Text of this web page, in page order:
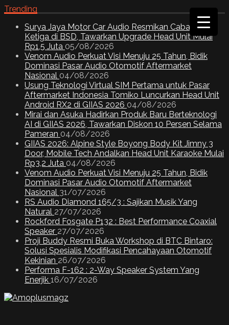
Trending
Surya Jaya Motor Car Audio Resmikan Cabang
Ketiga di BSD, Tawarkan Upgrade Head Unit Mulai
Rp1,5 Juta 05/08/2026
Venom Audio Perkuat Visi Menuju 25 Tahun, Bidik
Dominasi Pasar Audio Otomotif Aftermarket
Nasional 04/08/2026
Usung Teknologi Virtual SIM Pertama untuk Pasar
Aftermarket Indonesia Tomiko Luncurkan Head Unit
Android RX2 di GIIAS 2026 04/08/2026
Mirai dan Asuka Hadirkan Produk Baru Berteknologi
AI di GIIAS 2026, Tawarkan Diskon 10 Persen Selama
Pameran 04/08/2026
GIIAS 2026: Alpine Style Boyong Body Kit Jimny 3
Door, Mobile Tech Andalkan Head Unit Karaoke Mulai
Rp3,2 Juta 04/08/2026
Venom Audio Perkuat Visi Menuju 25 Tahun, Bidik
Dominasi Pasar Audio Otomotif Aftermarket
Nasional 31/07/2026
RS Audio Diamond 165/3 : Sajikan Musik Yang
Natural 27/07/2026
Rockford Fosgate P132 : Best Performance Coaxial
Speaker 27/07/2026
Proji Buddy Resmi Buka Workshop di BTC Bintaro:
Solusi Spesialis Modifikasi Pencahayaan Otomotif
Kekinian 26/07/2026
Performa F-162 : 2-Way Speaker System Yang
Enerjik 16/07/2026